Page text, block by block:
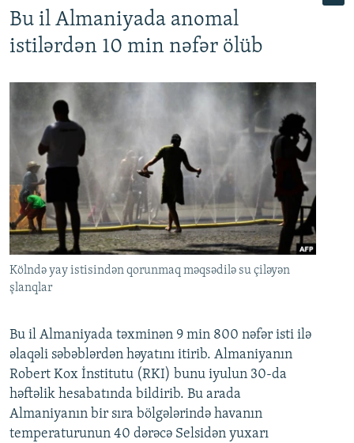
Bu il Almaniyada anomal
istilərdən 10 min nəfər ölüb
Kölndə yay istisindən qorunmaq məqsədilə su çiləyən
şlanqlar
Bu il Almaniyada təxminən 9 min 800 nəfər isti ilə
əlaqəli səbəblərdən həyatını itirib. Almaniyanın
Robert Kox İnstitutu (RKI) bunu iyulun 30-da
həftəlik hesabatında bildirib. Bu arada
Almaniyanın bir sıra bölgələrində havanın
temperaturunun 40 dərəcə Selsidən yuxarı